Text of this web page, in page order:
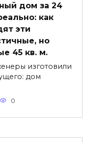
дом за 24
как
эти
но
45 кв. м.
изготовили
дом
0